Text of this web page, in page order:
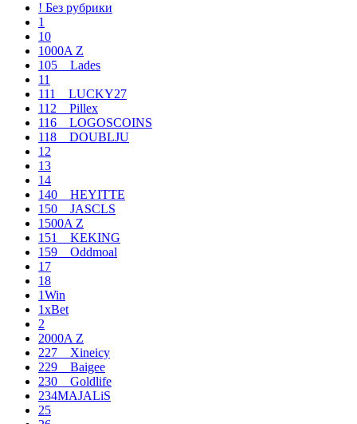
! Без рубрики
1
10
1000A Z
105__Lades
11
111__LUCKY27
112__Pillex
116__LOGOSCOINS
118__DOUBLJU
12
13
14
140__HEYITTE
150__JASCLS
1500A Z
151__KEKING
159__Oddmoal
17
18
1Win
1xBet
2
2000A Z
227__Xineicy
229__Baigee
230__Goldlife
234MAJALiS
25